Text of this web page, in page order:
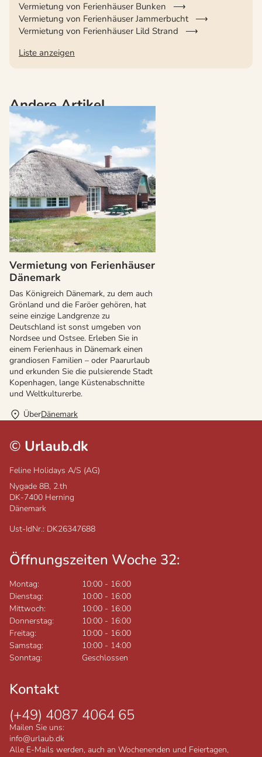
Vermietung von Ferienhäuser Bunken
Vermietung von Ferienhäuser Jammerbucht
Vermietung von Ferienhäuser Lild Strand
Liste anzeigen
Andere Artikel
Vermietung von Ferienhäuser
Dänemark
Das Königreich Dänemark, zu dem auch
Grönland und die Faröer gehören, hat
seine einzige Landgrenze zu
Deutschland ist sonst umgeben von
Nordsee und Ostsee. Erleben Sie in
einem Ferienhaus in Dänemark einen
grandiosen Familien – oder Paarurlaub
und erkunden Sie die pulsierende Stadt
Kopenhagen, lange Küstenabschnitte
und Weltkulturerbe.
ÜberDänemark
© Urlaub.dk
Feline Holidays A/S (AG)
Nygade 8B, 2.th
DK-7400 Herning
Dänemark
Ust-IdNr.: DK26347688
Öffnungszeiten Woche 32:
Montag: 10:00 - 16:00
Dienstag:
10:00 - 16:00
Mittwoch:
10:00 - 16:00
Donnerstag:
10:00 - 16:00
Freitag:
10:00 - 16:00
Samstag:
10:00 - 14:00
Sonntag:
Geschlossen
Kontakt
(+49) 4087 4064 65
Mailen Sie uns:
info@urlaub.dk
Alle E-Mails werden, auch an Wochenenden und Feiertagen,